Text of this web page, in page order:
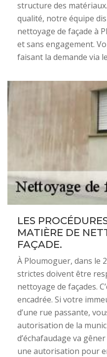
structure des
qualité, notre équipe
nettoyage de façade à
et sans engagement.
faisant la demande via
LES
MATIÈRE DE
FAÇADE.
À Ploumoguer, dans le
strictes doivent être
nettoyage de façades.
encadrée. Si votre
d’une rue passante,
autorisation de la
d’échafaudage va
une autorisation pour